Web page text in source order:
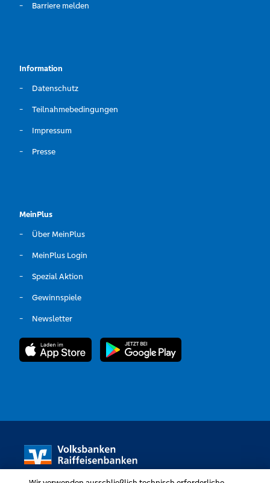
Barriere melden
Information
Datenschutz
Teilnahmebedingungen
Impressum
Presse
MeinPlus
Über MeinPlus
MeinPlus Login
Spezial Aktion
Gewinnspiele
Newsletter